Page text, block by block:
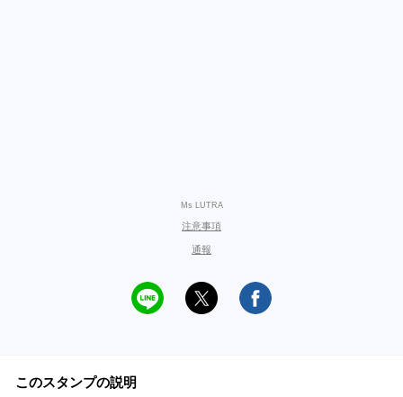
Ms LUTRA
注意事項
通報
このスタンプの説明